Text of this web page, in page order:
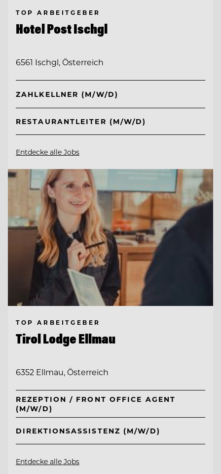
TOP ARBEITGEBER
Hotel Post Ischgl
6561 Ischgl, Österreich
ZAHLKELLNER (M/W/D)
RESTAURANTLEITER (M/W/D)
Entdecke alle Jobs
TOP ARBEITGEBER
Tirol Lodge Ellmau
6352 Ellmau, Österreich
REZEPTION / FRONT OFFICE AGENT
(M/W/D)
DIREKTIONSASSISTENZ (M/W/D)
Entdecke alle Jobs